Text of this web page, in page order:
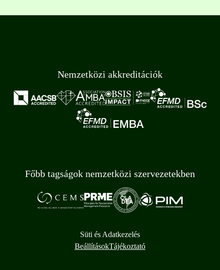
Nemzetközi akkreditációk
Főbb tagságok nemzetközi szervezetekben
Süti és Adatkezelés
BeállításokTájékoztató